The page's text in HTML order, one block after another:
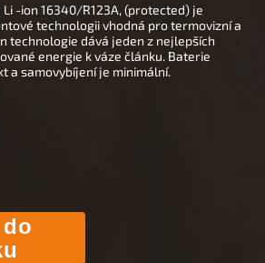
Li -ion 16340/R123A, (protected) je
technologii vhodná pro termovizní a
technologie dává jeden z nejlepších
energie k váze článku. Baterie
a samovybíjení je minimální.